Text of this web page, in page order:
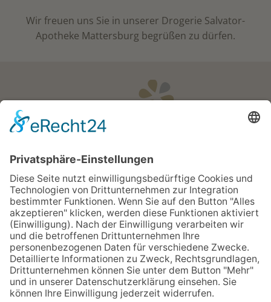
Wir freuen uns Sie in unserer Drogerie Salvator-
Apotheke Mattersburg begrüßen zu dürfen.
Öffnungszeiten
Apotheken Notdienst:
Bereitschaftsdienste